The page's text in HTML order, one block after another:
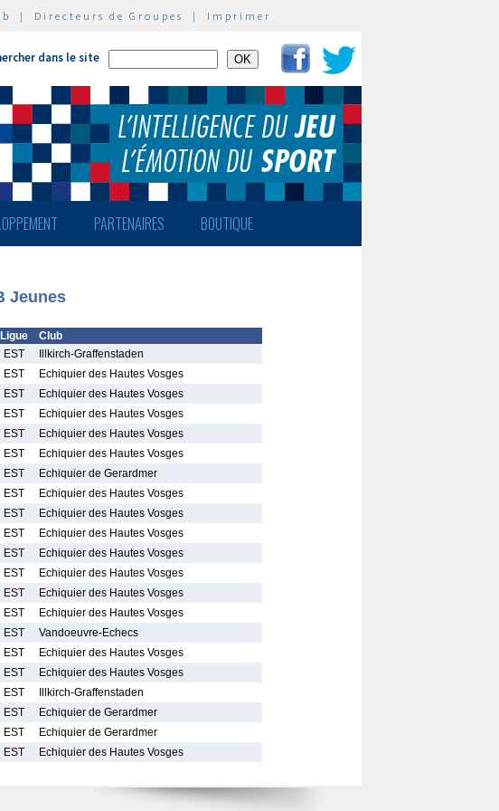
| Directeurs de Groupes | Imprimer
dans le site
PARTENAIRES BOUTIQUE
Jeunes
Ligue
Club
EST
Illkirch-Graffenstaden
EST
Echiquier des Hautes Vosges
EST
Echiquier des Hautes Vosges
EST
Echiquier des Hautes Vosges
EST
Echiquier des Hautes Vosges
EST
Echiquier des Hautes Vosges
EST
Echiquier de Gerardmer
EST
Echiquier des Hautes Vosges
EST
Echiquier des Hautes Vosges
EST
Echiquier des Hautes Vosges
EST
Echiquier des Hautes Vosges
EST
Echiquier des Hautes Vosges
EST
Echiquier des Hautes Vosges
EST
Echiquier des Hautes Vosges
EST
Vandoeuvre-Echecs
EST
Echiquier des Hautes Vosges
EST
Echiquier des Hautes Vosges
EST
Illkirch-Graffenstaden
EST
Echiquier de Gerardmer
EST
Echiquier de Gerardmer
EST Echiquier des Hautes Vosges